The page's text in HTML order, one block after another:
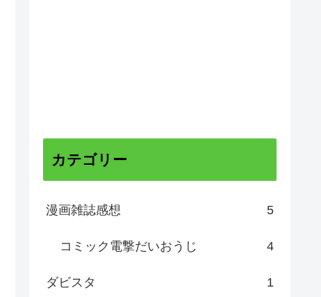
カテゴリー
漫画雑誌感想 5
コミック電撃だいおうじ 4
ダビスタ 1